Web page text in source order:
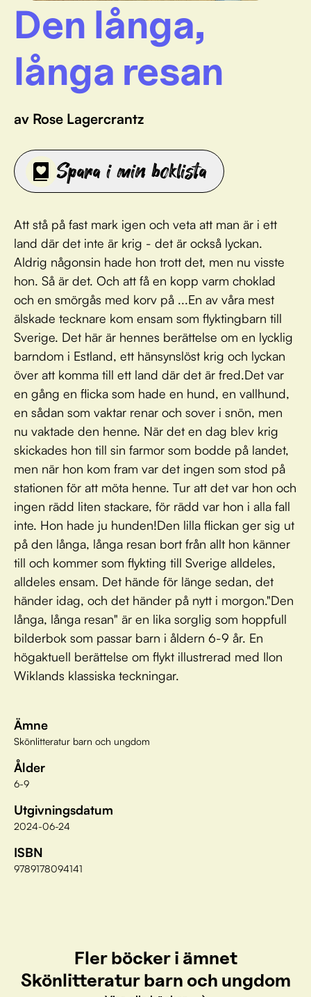
Den långa,
långa resan
av Rose Lagercrantz
Spara i min boklista
Att stå på fast mark igen och veta att man är i ett
land där det inte är krig - det är också lyckan.
Aldrig någonsin hade hon trott det, men nu visste
hon. Så är det. Och att få en kopp varm choklad
och en smörgås med korv på ...En av våra mest
älskade tecknare kom ensam som flyktingbarn till
Sverige. Det här är hennes berättelse om en lycklig
barndom i Estland, ett hänsynslöst krig och lyckan
över att komma till ett land där det är fred.Det var
en gång en flicka som hade en hund, en vallhund,
en sådan som vaktar renar och sover i snön, men
nu vaktade den henne. När det en dag blev krig
skickades hon till sin farmor som bodde på landet,
men när hon kom fram var det ingen som stod på
stationen för att möta henne. Tur att det var hon och
ingen rädd liten stackare, för rädd var hon i alla fall
inte. Hon hade ju hunden!Den lilla flickan ger sig ut
på den långa, långa resan bort från allt hon känner
till och kommer som flykting till Sverige alldeles,
alldeles ensam. Det hände för länge sedan, det
händer idag, och det händer på nytt i morgon."Den
långa, långa resan" är en lika sorglig som hoppfull
bilderbok som passar barn i åldern 6-9 år. En
högaktuell berättelse om flykt illustrerad med Ilon
Wiklands klassiska teckningar.
Ämne
Skönlitteratur barn och ungdom
Ålder
6-9
Utgivningsdatum
2024-06-24
ISBN
9789178094141
Fler böcker i ämnet
Skönlitteratur barn och ungdom